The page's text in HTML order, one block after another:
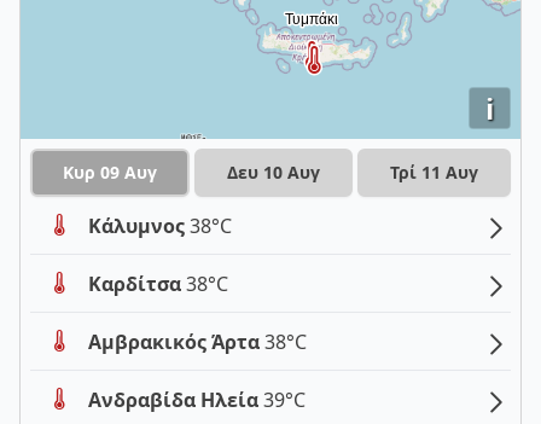
i
Κυρ 09 Αυγ Δευ 10 Αυγ Τρί 11 Αυγ
Κάλυμνος38°C
Καρδίτσα38°C
Αμβρακικός Άρτα38°C
Ανδραβίδα Ηλεία39°C